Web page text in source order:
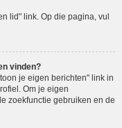
lid" link. Op die pagina, vul
vinden?
je eigen berichten" link in
Om je eigen
zoekfunctie gebruiken en de